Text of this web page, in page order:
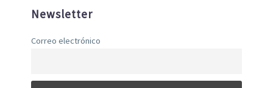
Newsletter
Correo electrónico